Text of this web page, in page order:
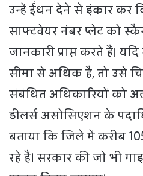
उन्हें ईंधन देने से इंकार कर
साफ्टवेयर नंबर प्लेट को
जानकारी प्राप्त करते हैं।
सीमा से अधिक है, तो उसे
संबंधित अधिकारियों को
डीलर्स असोसिएशन के
बताया कि जिले में करीब
रहे हैं। सरकार की जो भी